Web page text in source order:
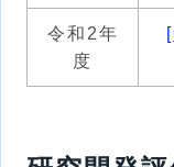
令和2年
度